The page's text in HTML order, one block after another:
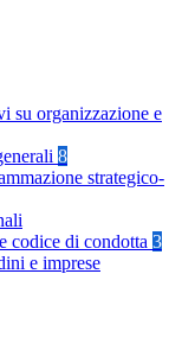
su organizzazione e
8
strategico-
codice di condotta 3
e imprese